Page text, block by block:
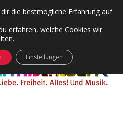
Menü
Chilling
Wende
Disco
Dates
öffnen
die bestmögliche Erfahrung auf
erfahren, welche Cookies wir
Einstellungen